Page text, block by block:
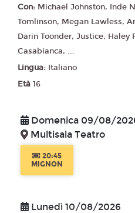
Con: Michael Johnston, Inde
Tomlinson, Megan Lawless,
Darin Toonder, Justice, Haley
Casabianca, ...
Lingua: Italiano
Età 16
Domenica 09/08/
Multisala Teatro
20:45
MIGNON
Lunedì 10/08/2026